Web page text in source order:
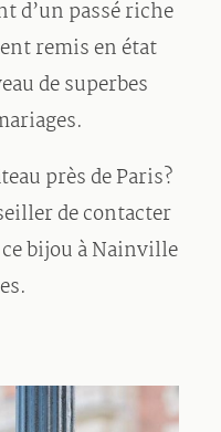
d’un passé riche
remis en état
de superbes
près de Paris?
de contacter
bijou à Nainville